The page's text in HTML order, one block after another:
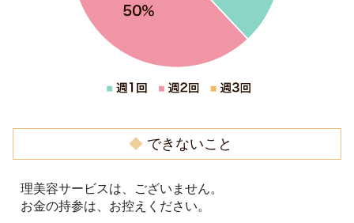
◆ できないこと
理美容サービスは、ございません。
お金の持参は、お控えください。